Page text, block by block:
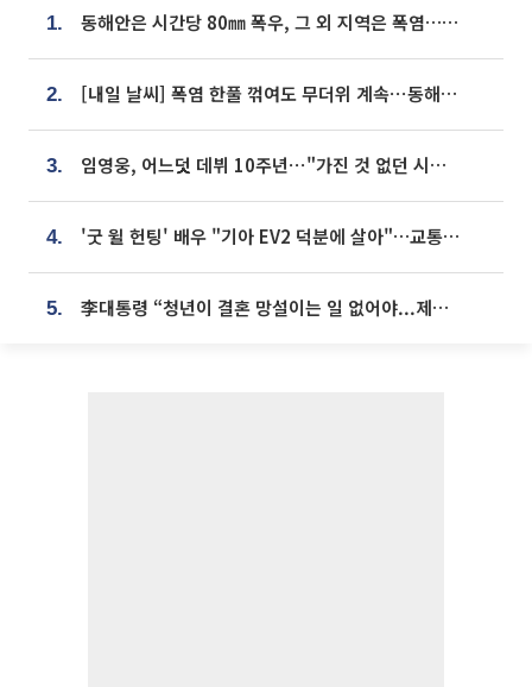
1. 동해안은 시간당 80㎜ 폭우, 그 외 지역은 폭염…‘극과 극 날씨’
2. [내일 날씨] 폭염 한풀 꺾여도 무더위 계속⋯동해안 이틀 연속 비
3. 임영웅, 어느덧 데뷔 10주년⋯"가진 것 없던 시절, 내 앞엔 20명의 팬뿐"
4. '굿 윌 헌팅' 배우 "기아 EV2 덕분에 살아"…교통사고 후 안전성 극찬
5. 李대통령 “청년이 결혼 망설이는 일 없어야...제도상 불이익 조사”